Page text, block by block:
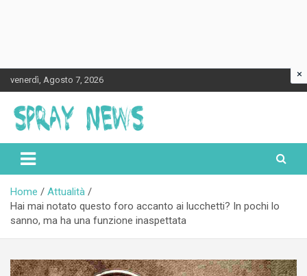
to
content
venerdì, Agosto 7, 2026
Spraynews.it
Home
Attualità
Hai mai notato questo foro accanto ai lucchetti? In pochi lo
sanno, ma ha una funzione inaspettata
×